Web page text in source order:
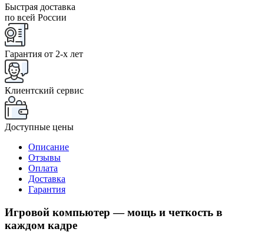
Быстрая доставка
по всей России
Гарантия от 2-x лет
Клиентский сервис
Доступные цены
Описание
Отзывы
Оплата
Доставка
Гарантия
Игровой компьютер — мощь и четкость в
каждом кадре